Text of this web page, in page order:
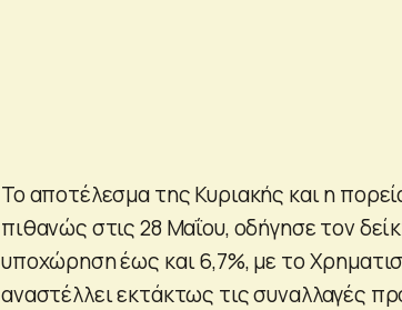
Το αποτέλεσμα της Κυριακής και η
πιθανώς στις 28 Μαΐου, οδήγησε τον
υποχώρηση έως και 6,7%, με το
αναστέλλει εκτάκτως τις συναλλαγές